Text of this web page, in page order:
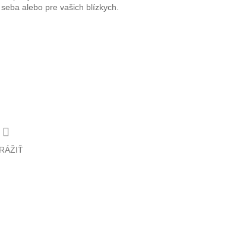
alebo pre vašich blízkych.